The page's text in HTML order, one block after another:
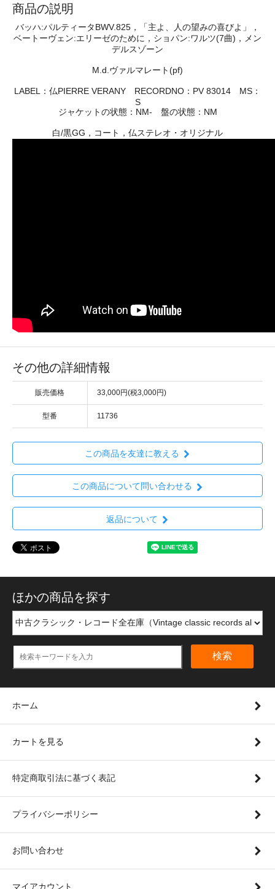
商品の説明
バッハ:パルティータBWV.825，「主よ、人の望みの喜びよ」，
ベートーヴェン:エリーゼのために，ショパン:ワルツ(7曲)，メン
デルスゾーン
M.d.ヴァルマレート(pf)
LABEL：仏PIERRE VERANY RECORDNO：PV 83014 MS：
S
ジャケットの状態：NM- 盤の状態：NM
白/黒GG，コート，仏ステレオ・オリジナル
その他の詳細情報
販売価格 33,000円(税3,000円)
型番 11736
この商品を友達に教える
この商品について問い合わせる
返品について
ほかの商品を探す
検索
ホーム
カートを見る
特定商取引法に基づく表記
プライバシーポリシー
お問い合わせ
マイアカウント